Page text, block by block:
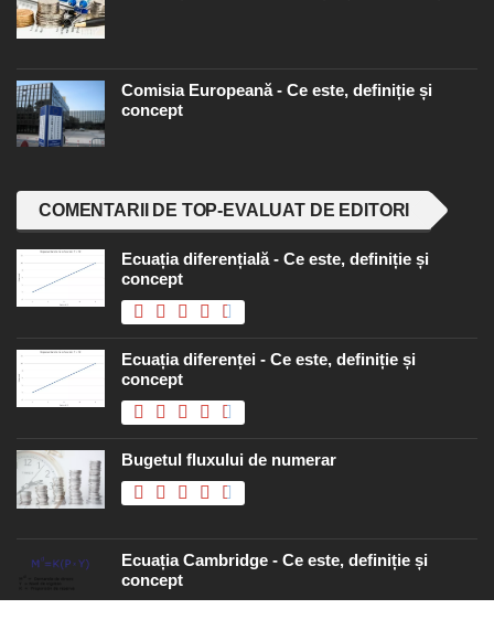
Comisia Europeană - Ce este, definiție și
concept
COMENTARII DE TOP-EVALUAT DE EDITORI
Ecuația diferențială - Ce este, definiție și
concept
Ecuația diferenței - Ce este, definiție și
concept
Bugetul fluxului de numerar
Ecuația Cambridge - Ce este, definiție și
concept